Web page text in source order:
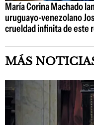
María Corina Machado
uruguayo-venezolano
crueldad infinita de este
MÁS